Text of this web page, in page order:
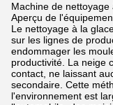
Machine de
Aperçu de
Le nettoyage à la
sur les lignes de
endommager les
productivité. La neige
contact, ne laissant
secondaire. Cette
l'environnement est